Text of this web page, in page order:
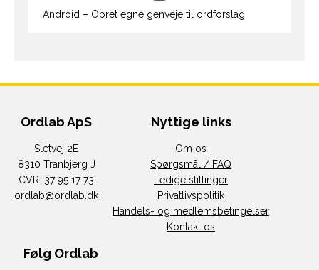
Android – Opret egne genveje til ordforslag
Ordlab ApS
Sletvej 2E
8310 Tranbjerg J
CVR: 37 95 17 73
ordlab@ordlab.dk
Nyttige links
Om os
Spørgsmål / FAQ
Ledige stillinger
Privatlivspolitik
Handels- og medlemsbetingelser
Kontakt os
Følg Ordlab